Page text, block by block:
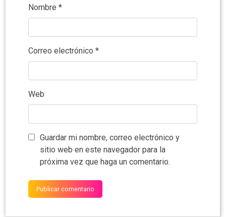
Nombre *
Correo electrónico *
Web
Guardar mi nombre, correo electrónico y
sitio web en este navegador para la
próxima vez que haga un comentario.